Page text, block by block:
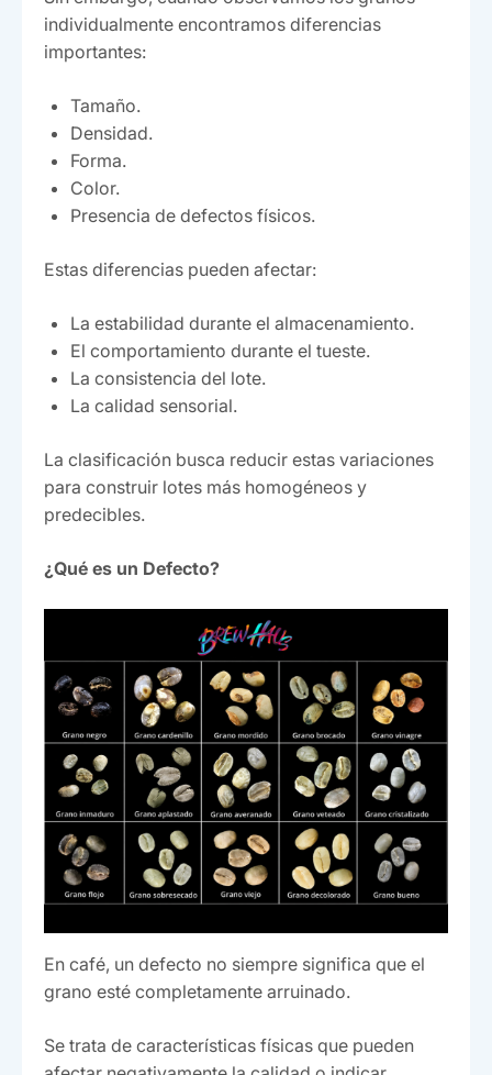
individualmente encontramos diferencias
importantes:
Tamaño.
Densidad.
Forma.
Color.
Presencia de defectos físicos.
Estas diferencias pueden afectar:
La estabilidad durante el almacenamiento.
El comportamiento durante el tueste.
La consistencia del lote.
La calidad sensorial.
La clasificación busca reducir estas variaciones
para construir lotes más homogéneos y
predecibles.
¿Qué es un Defecto?
En café, un defecto no siempre significa que el
grano esté completamente arruinado.
Se trata de características físicas que pueden